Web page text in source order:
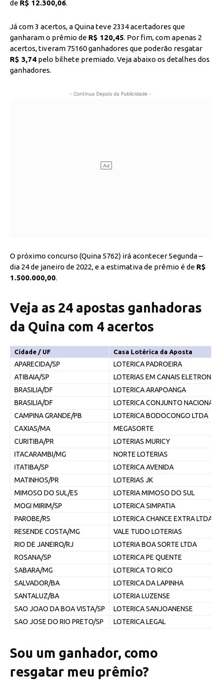
de R$ 12.300,06.
Já com 3 acertos, a Quina teve 2334 acertadores que
ganharam o prêmio de R$ 120,45. Por fim, com apenas 2
acertos, tiveram 75160 ganhadores que poderão resgatar
R$ 3,74 pelo bilhete premiado. Veja abaixo os detalhes dos
ganhadores.
- Continua Depois da Publicidade -
O próximo concurso (Quina 5762) irá acontecer Segunda –
dia 24 de janeiro de 2022, e a estimativa de prêmio é de R$
1.500.000,00.
Veja as 24 apostas ganhadoras
da Quina com 4 acertos
Cidade / UF Casa Lotérica da Aposta
APARECIDA/SP
LOTERICA PADROEIRA
ATIBAIA/SP
LOTERIAS EM CANAIS
BRASILIA/DF
LOTERICA ARAPOANGA
BRASILIA/DF
LOTERICA CONJUNTO NACIONAL
CAMPINA GRANDE/PB
LOTERICA BODOCONGO LTDA
CAXIAS/MA
MEGASORTE
CURITIBA/PR
LOTERIAS MURICY
ITACARAMBI/MG
NORTE LOTERIAS
ITATIBA/SP
LOTERICA AVENIDA
MATINHOS/PR
LOTERIAS JK
MIMOSO DO SUL/ES
LOTERIA MIMOSO DO SUL
MOGI MIRIM/SP
LOTERICA SIMPATIA
PAROBE/RS
LOTERICA CHANCE EXTRA LTDA
RESENDE COSTA/MG
VALE TUDO LOTERIAS
RIO DE JANEIRO/RJ
LOTERIA BOA SORTE LTDA
ROSANA/SP
LOTERICA PE QUENTE
SABARA/MG
LOTERICA TO RICO
SALVADOR/BA
LOTERICA DA LAPINHA
SANTALUZ/BA
LOTERIA LUZENSE
SAO JOAO DA BOA VISTA/SP
LOTERICA SANJOANENSE
SAO JOSE DO RIO PRETO/SP
LOTERICA LEGAL
Sou um ganhador, como
resgatar meu prêmio?